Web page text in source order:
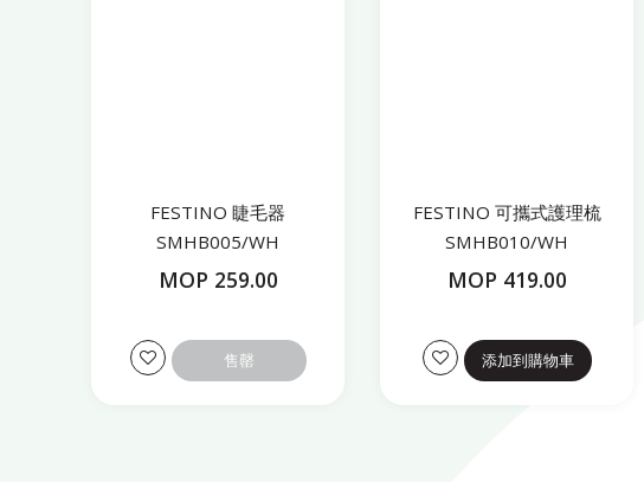
FESTINO 睫毛器
SMHB005/WH
MOP 259.00
售罄
FESTINO 可攜式護理梳
SMHB010/WH
MOP 419.00
添加到購物車